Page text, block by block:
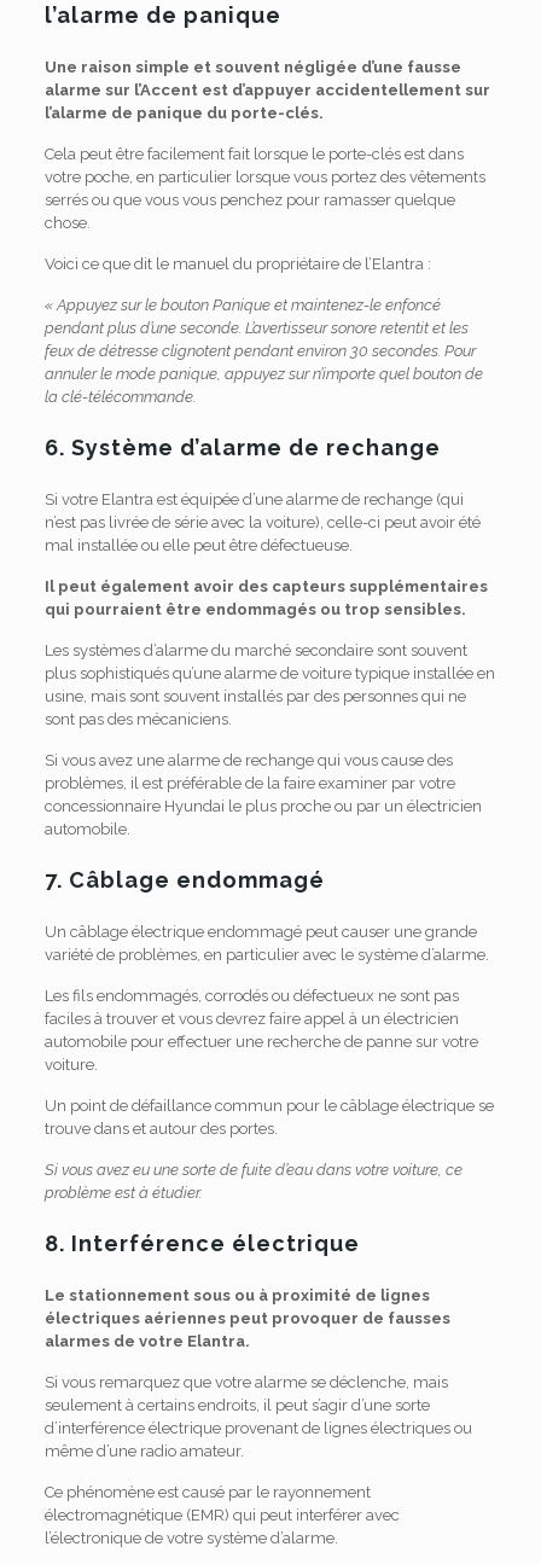
l’alarme de panique
Une raison simple et souvent négligée d’une fausse
alarme sur l’Accent est d’appuyer accidentellement sur
l’alarme de panique du porte-clés.
Cela peut être facilement fait lorsque le porte-clés est dans
votre poche, en particulier lorsque vous portez des vêtements
serrés ou que vous vous penchez pour ramasser quelque
chose.
Voici ce que dit le manuel du propriétaire de l’Elantra :
« Appuyez sur le bouton Panique et maintenez-le enfoncé
pendant plus d’une seconde. L’avertisseur sonore retentit et les
feux de détresse clignotent pendant environ 30 secondes. Pour
annuler le mode panique, appuyez sur n’importe quel bouton de
la clé-télécommande.
6. Système d’alarme de rechange
Si votre Elantra est équipée d’une alarme de rechange (qui
n’est pas livrée de série avec la voiture), celle-ci peut avoir été
mal installée ou elle peut être défectueuse.
Il peut également avoir des capteurs supplémentaires
qui pourraient être endommagés ou trop sensibles.
Les systèmes d’alarme du marché secondaire sont souvent
plus sophistiqués qu’une alarme de voiture typique installée en
usine, mais sont souvent installés par des personnes qui ne
sont pas des mécaniciens.
Si vous avez une alarme de rechange qui vous cause des
problèmes, il est préférable de la faire examiner par votre
concessionnaire Hyundai le plus proche ou par un électricien
automobile.
7. Câblage endommagé
Un câblage électrique endommagé peut causer une grande
variété de problèmes, en particulier avec le système d’alarme.
Les fils endommagés, corrodés ou défectueux ne sont pas
faciles à trouver et vous devrez faire appel à un électricien
automobile pour effectuer une recherche de panne sur votre
voiture.
Un point de défaillance commun pour le câblage électrique se
trouve dans et autour des portes.
Si vous avez eu une sorte de fuite d’eau dans votre voiture, ce
problème est à étudier.
8. Interférence électrique
Le stationnement sous ou à proximité de lignes
électriques aériennes peut provoquer de fausses
alarmes de votre Elantra.
Si vous remarquez que votre alarme se déclenche, mais
seulement à certains endroits, il peut s’agir d’une sorte
d’interférence électrique provenant de lignes électriques ou
même d’une radio amateur.
Ce phénomène est causé par le rayonnement
électromagnétique (EMR) qui peut interférer avec
l’électronique de votre système d’alarme.